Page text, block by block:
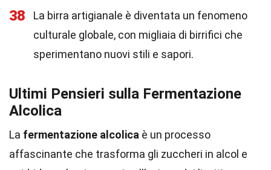
38
La birra artigianale è diventata un fenomeno
culturale globale, con migliaia di birrifici che
sperimentano nuovi stili e sapori.
Ultimi Pensieri sulla Fermentazione
Alcolica
La fermentazione alcolica è un processo
affascinante che trasforma gli zuccheri in alcol e